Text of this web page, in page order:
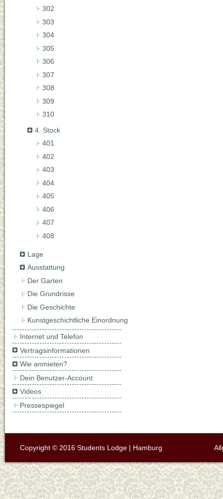
302
303
304
305
306
307
308
309
310
4. Stock
401
402
403
404
405
406
407
408
Lage
Ausstattung
Der Garten
Die Grundrisse
Die Geschichte
Kunstgeschichtliche Einordnung
Internet und Telefon
Vertragsinformationen
Wie anmieten?
Dein Benutzer-Account
Videos
Pressespiegel
Copyright © 2016 Students Lodge | Hamburg